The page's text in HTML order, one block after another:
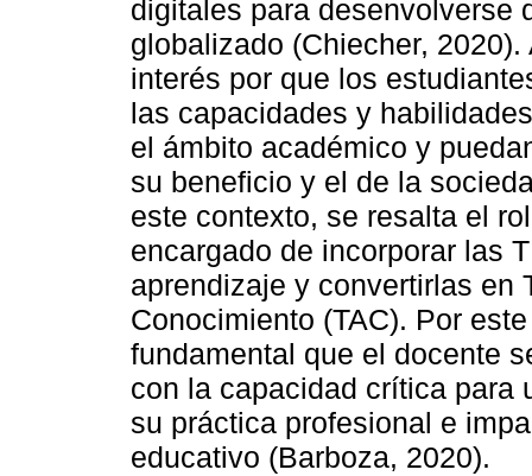
digitales para desenvolverse
globalizado (Chiecher,
interés por que los
las capacidades y
el ámbito académico y
su beneficio y el de la
este contexto, se resalta el
encargado de incorporar las
aprendizaje y convertirlas en
Conocimiento (TAC). Por
fundamental que el docente
con la capacidad crítica para
su práctica profesional e
educativo (Barboza, 2020).